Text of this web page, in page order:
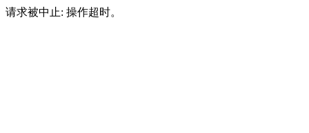
请求被中止: 操作超时。